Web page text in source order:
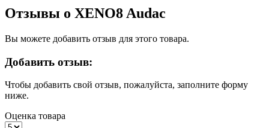
Отзывы о XENO8 Audac
Вы можете добавить отзыв для этого товара.
Добавить отзыв:
Чтобы добавить свой отзыв, пожалуйста, заполните форму
ниже.
Оценка товара